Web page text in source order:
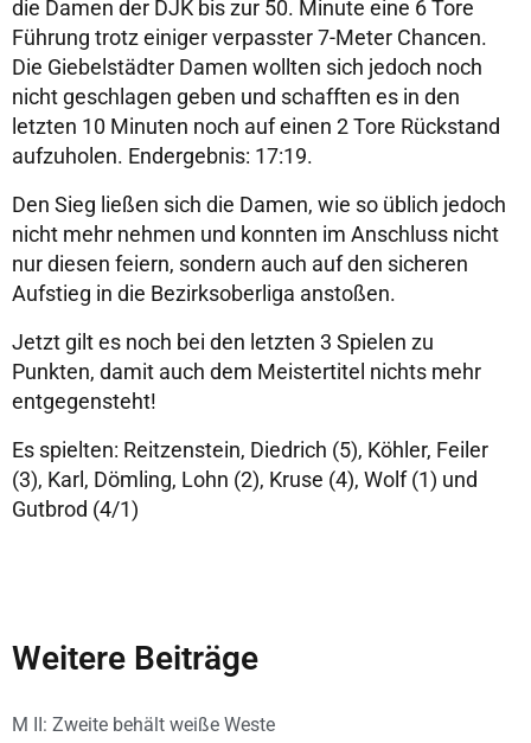
die Damen der DJK bis zur 50. Minute eine 6 Tore
Führung trotz einiger verpasster 7-Meter Chancen.
Die Giebelstädter Damen wollten sich jedoch noch
nicht geschlagen geben und schafften es in den
letzten 10 Minuten noch auf einen 2 Tore Rückstand
aufzuholen. Endergebnis: 17:19.
Den Sieg ließen sich die Damen, wie so üblich jedoch
nicht mehr nehmen und konnten im Anschluss nicht
nur diesen feiern, sondern auch auf den sicheren
Aufstieg in die Bezirksoberliga anstoßen.
Jetzt gilt es noch bei den letzten 3 Spielen zu
Punkten, damit auch dem Meistertitel nichts mehr
entgegensteht!
Es spielten: Reitzenstein, Diedrich (5), Köhler, Feiler
(3), Karl, Dömling, Lohn (2), Kruse (4), Wolf (1) und
Gutbrod (4/1)
Weitere Beiträge
M II: Zweite behält weiße Weste